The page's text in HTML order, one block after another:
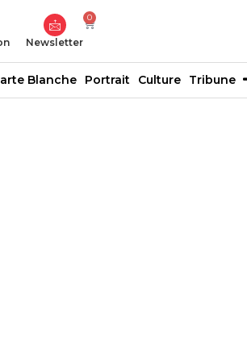
Newsletter
0
Blanche Portrait Culture Tribune